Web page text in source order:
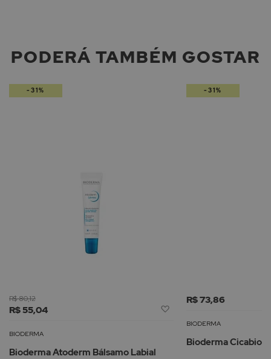
PODERÁ TAMBÉM GOSTAR
R$ 55,04
R$ 80,12
BIODERMA
Bioderma Atoderm Bálsamo Labial
-31%
R$ 73,86
BIODERMA
Bioderma Cicabio
-31%